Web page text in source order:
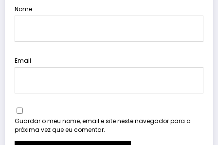
Nome
Email
Guardar o meu nome, email e site neste navegador para a
próxima vez que eu comentar.